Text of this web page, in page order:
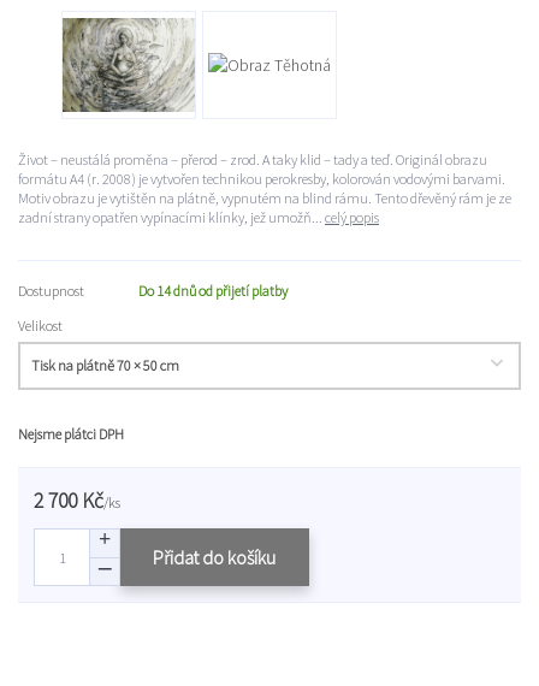
Život – neustálá proměna – přerod – zrod. A taky klid – tady a teď. Originál obrazu
formátu A4 (r. 2008) je vytvořen technikou perokresby, kolorován vodovými barvami.
Motiv obrazu je vytištěn na plátně, vypnutém na blind rámu. Tento dřevěný rám je ze
zadní strany opatřen vypínacími klínky, jež umožň... celý popis
Dostupnost
Do 14 dnů od přijetí platby
Velikost
Nejsme plátci DPH
2 700 Kč/ks
Přidat do košíku